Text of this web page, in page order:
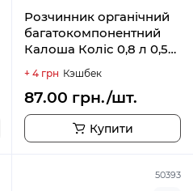
Розчинник органічний
багатокомпонентний
Калоша Коліс 0,8 л 0,52
+ 4 грн Кэшбек
87.00 грн./шт.
Купити
50393